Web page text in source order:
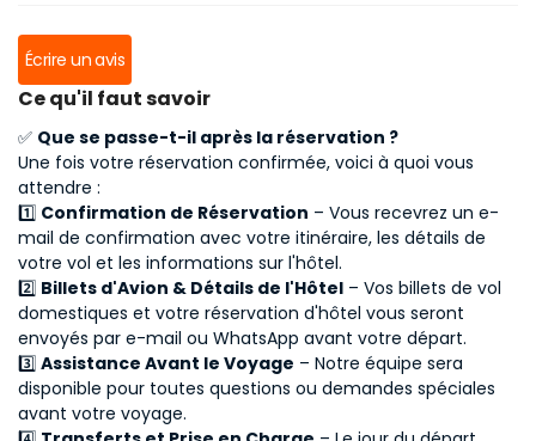
Tourofistanbul.com did an
excellent job!
Thumbs up for Volkan!!!
A great way to visit Cappadocia
with personal attention
Écrire un avis
Ce qu'il faut savoir
✅ Que se passe-t-il après la réservation ?
Une fois votre réservation confirmée, voici à quoi vous
attendre :
1️⃣ Confirmation de Réservation – Vous recevrez un e-
mail de confirmation avec votre itinéraire, les détails de
votre vol et les informations sur l'hôtel.
2️⃣ Billets d'Avion & Détails de l'Hôtel – Vos billets de vol
domestiques et votre réservation d'hôtel vous seront
envoyés par e-mail ou WhatsApp avant votre départ.
3️⃣ Assistance Avant le Voyage – Notre équipe sera
disponible pour toutes questions ou demandes spéciales
avant votre voyage.